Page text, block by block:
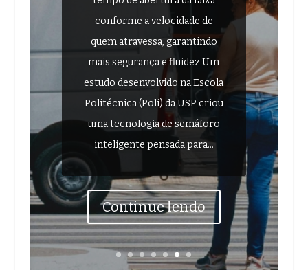
conforme a velocidade de
quem atravessa, garantindo
mais segurança e fluidez Um
estudo desenvolvido na Escola
Politécnica (Poli) da USP criou
uma tecnologia de semáforo
inteligente pensada para...
Continue lendo